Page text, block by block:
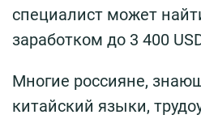
специалист может
заработком до 3 400
Многие россияне,
китайский языки,